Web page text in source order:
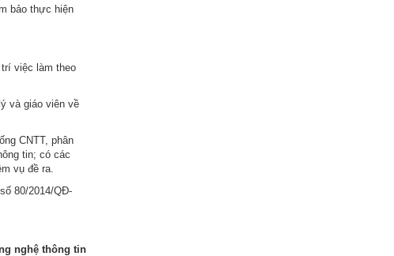
bảo thực hiện
việc làm theo
và giáo viên về
CNTT, phân
tin; có các
vụ đề ra.
80/2014/QĐ-
nghệ thông tin